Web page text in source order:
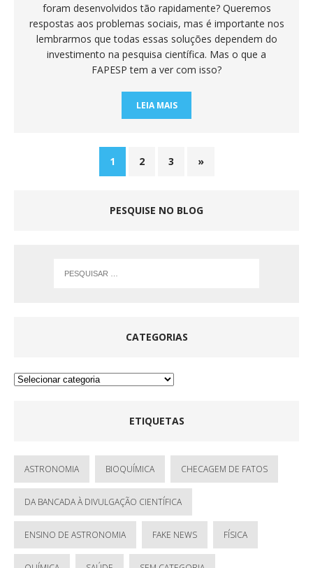
foram desenvolvidos tão rapidamente? Queremos
respostas aos problemas sociais, mas é importante nos
lembrarmos que todas essas soluções dependem do
investimento na pesquisa científica. Mas o que a
FAPESP tem a ver com isso?
LEIA MAIS
1 2 3 »
PESQUISE NO BLOG
CATEGORIAS
ETIQUETAS
ASTRONOMIA BIOQUÍMICA CHECAGEM DE FATOS
DA BANCADA À DIVULGAÇÃO CIENTÍFICA
ENSINO DE ASTRONOMIA FAKE NEWS FÍSICA